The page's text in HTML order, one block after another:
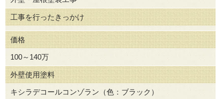
工事を行ったきっかけ
価格
100～140万
外壁使用塗料
キシラデコールコンゾラン（色：ブラック）